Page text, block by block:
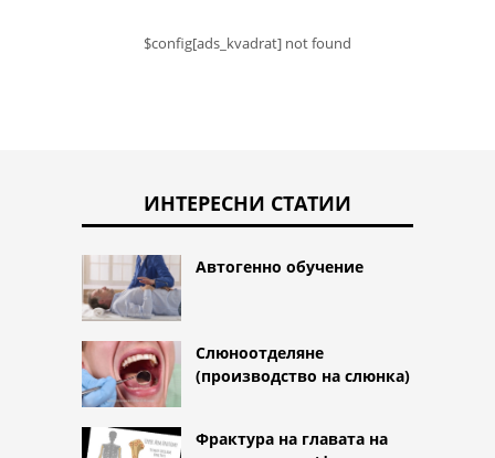
$config[ads_kvadrat] not found
ИНТЕРЕСНИ СТАТИИ
Автогенно обучение
Слюноотделяне
(производство на слюнка)
Фрактура на главата на